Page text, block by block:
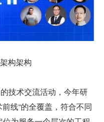
构架构
技术交流活动，今年研
线“的全覆盖，符合不同